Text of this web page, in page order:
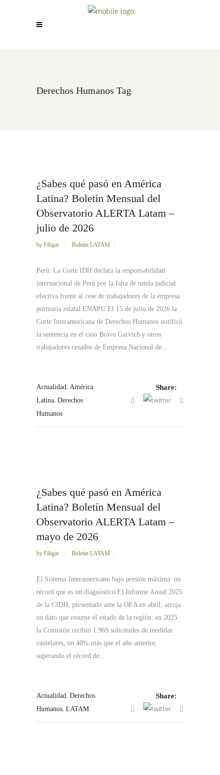
Derechos Humanos Tag
¿Sabes qué pasó en América
Latina? Boletín Mensual del
Observatorio ALERTA Latam –
julio de 2026
by Fibgar Boletin LATAM
Perú: La Corte IDH declara la responsabilidad
internacional de Perú por la falta de tutela judicial
efectiva frente al cese de trabajadores de la empresa
portuaria estatal ENAPU El 15 de julio de 2026 la
Corte Interamericana de Derechos Humanos notificó
la sentencia en el caso Bravo Garvich y otros
trabajadores cesados de Empresa Nacional de...
Actualidad, América
Latina, Derechos
Humanos
Share:
¿Sabes qué pasó en América
Latina? Boletín Mensual del
Observatorio ALERTA Latam –
mayo de 2026
by Fibgar Boletin LATAM
El Sistema Interamericano bajo presión máxima: un
récord que es un diagnóstico El Informe Anual 2025
de la CIDH, presentado ante la OEA en abril, arroja
un dato que resume el estado de la región: en 2025
la Comisión recibió 1.969 solicitudes de medidas
cautelares, un 40% más que el año anterior,
superando el récord de...
Actualidad, Derechos
Humanos, LATAM
Share: